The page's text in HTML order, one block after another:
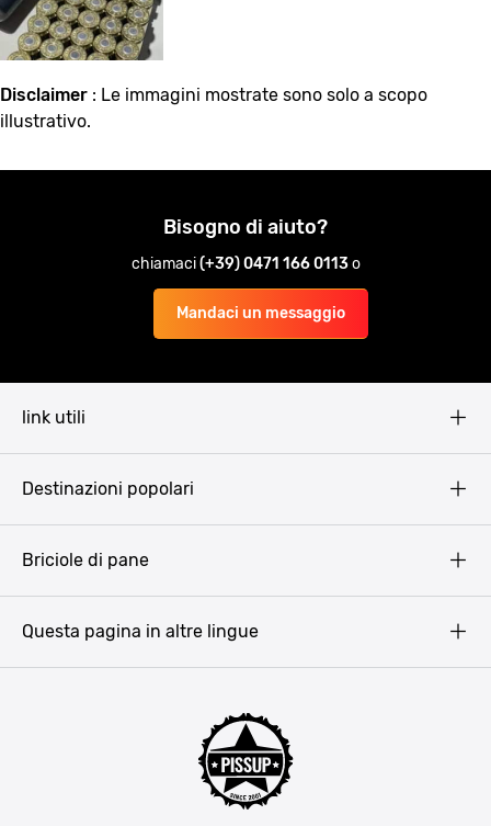
Disclaimer : Le immagini mostrate sono solo a scopo
illustrativo.
Bisogno di aiuto?
chiamaci(+39) 0471 166 0113o
Mandaci un messaggio
link utili
Destinazioni popolari
Bucarest
Briciole di pane
Questa pagina in altre lingue